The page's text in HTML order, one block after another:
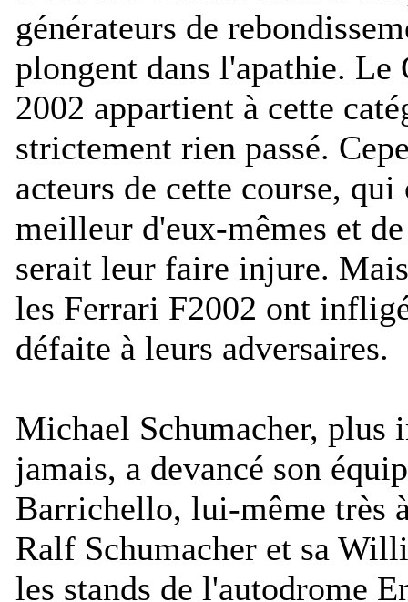
générateurs de
plongent dans l'apathie. Le
2002 appartient à cette
strictement rien passé.
acteurs de cette course,
meilleur d'eux-mêmes et
serait leur faire injure.
les Ferrari F2002 ont
défaite à leurs adversaires.
Michael Schumacher, plus
jamais, a devancé son
Barrichello, lui-même très
Ralf Schumacher et sa
les stands de l'autodrome